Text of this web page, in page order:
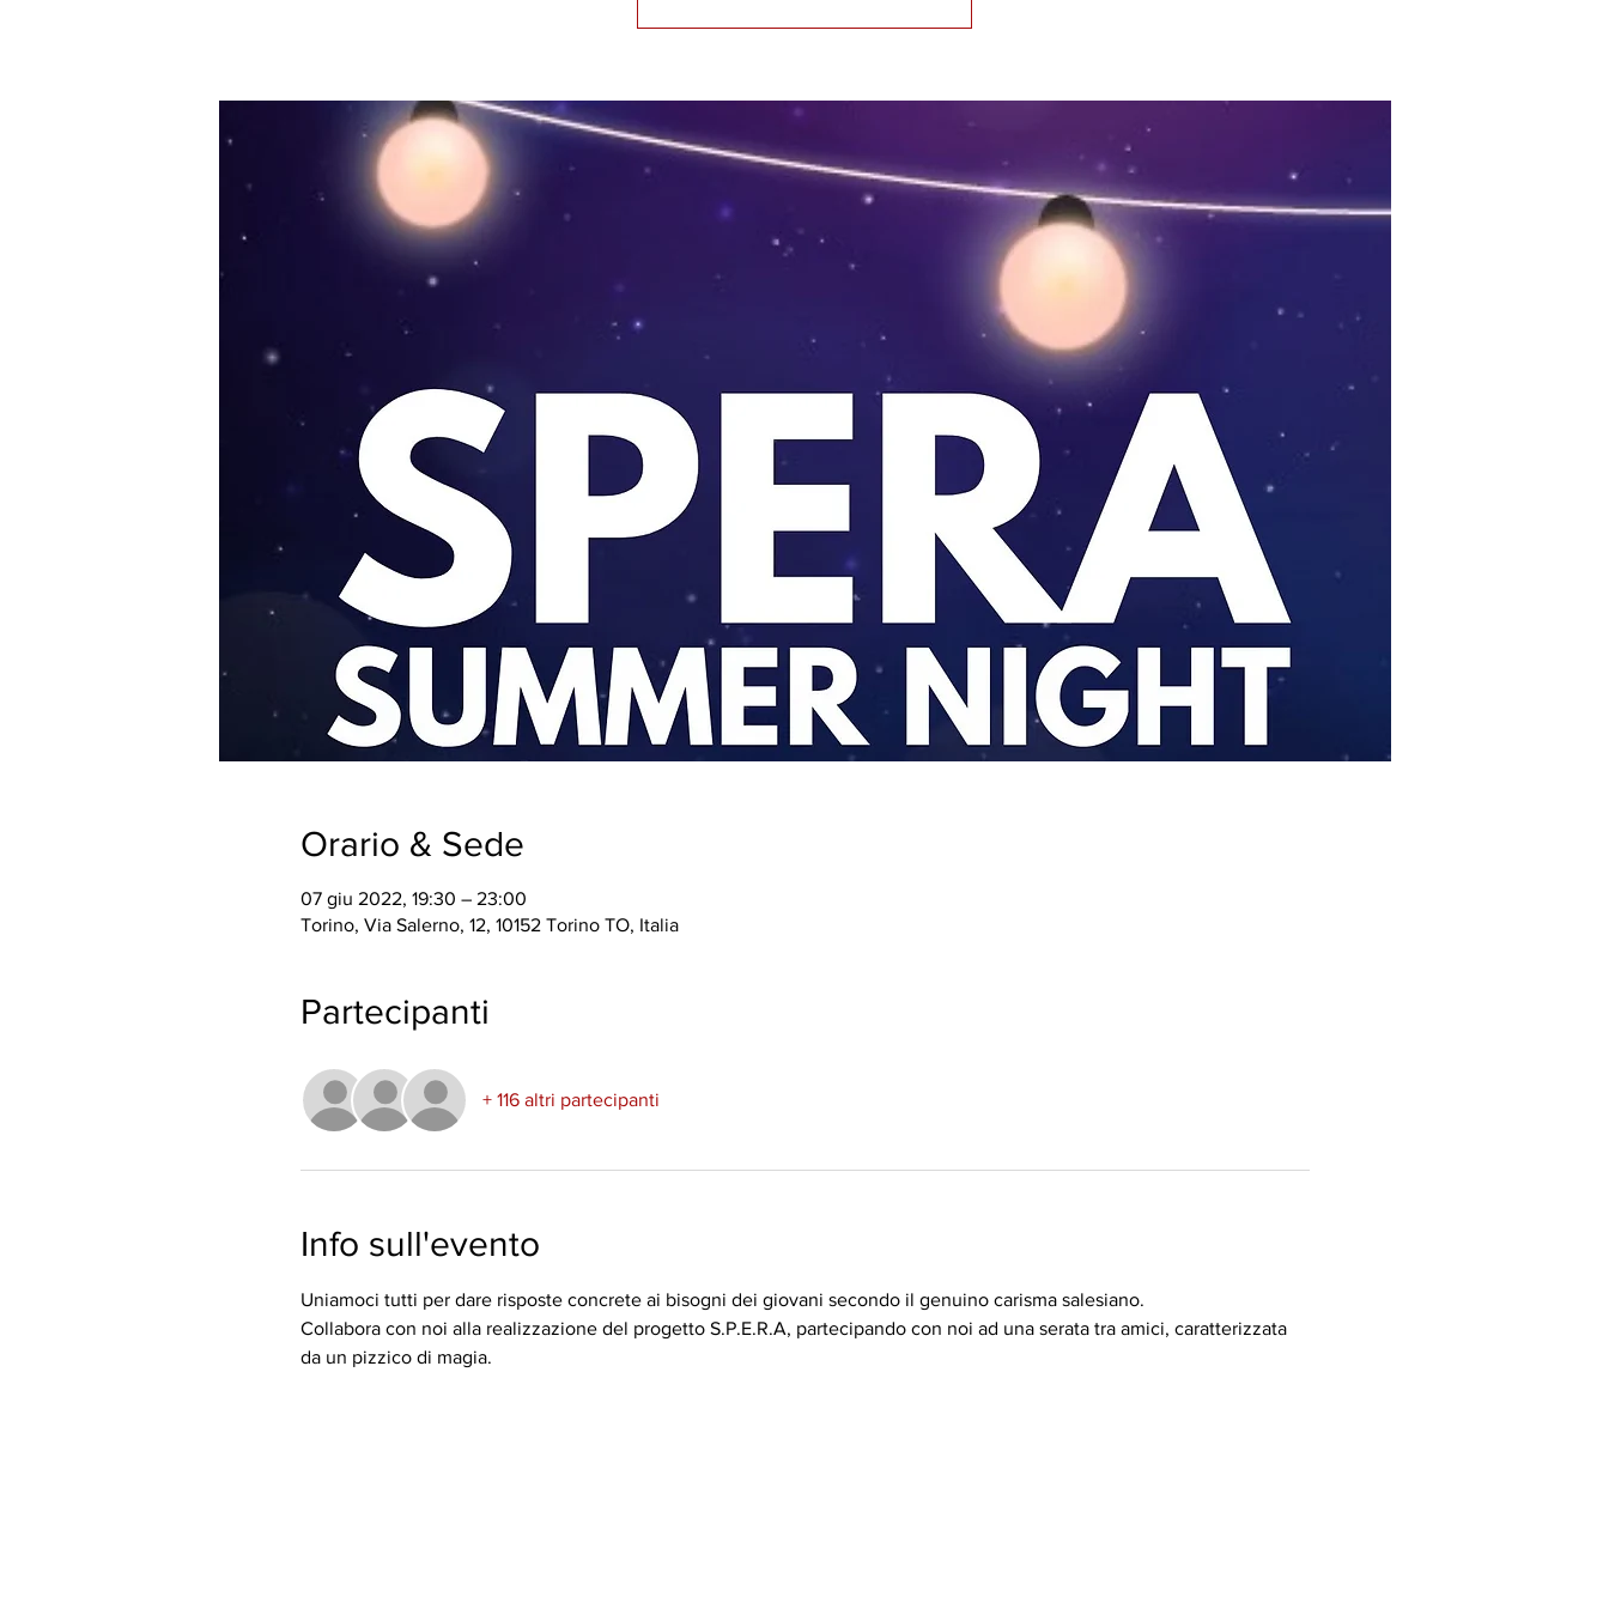
Orario & Sede
07 giu 2022, 19:30 – 23:00
Torino, Via Salerno, 12, 10152 Torino TO, Italia
Partecipanti
+ 116 altri partecipanti
Info sull'evento
Uniamoci tutti per dare risposte concrete ai bisogni dei giovani secondo il genuino carisma salesiano.
Collabora con noi alla realizzazione del progetto S.P.E.R.A, partecipando con noi ad una serata tra amici, caratterizzata
da un pizzico di magia.